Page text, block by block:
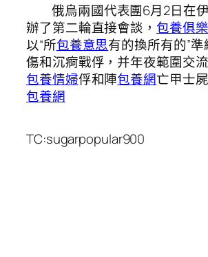
俄烏兩國代表團6月2日在
辦了第二輪直接會談， 包養俱
以“所包養意思有的換所有的”
傷和沉痾戰俘，并年夜範圍交
包養情婦俘和陣包養網亡甲士
包養網
TC:sugarpopular900